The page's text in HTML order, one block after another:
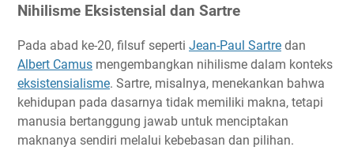
Nihilisme Eksistensial dan Sartre
Pada abad ke-20, filsuf seperti Jean-Paul Sartre dan
Albert Camus mengembangkan nihilisme dalam konteks
eksistensialisme. Sartre, misalnya, menekankan bahwa
kehidupan pada dasarnya tidak memiliki makna, tetapi
manusia bertanggung jawab untuk menciptakan
maknanya sendiri melalui kebebasan dan pilihan.